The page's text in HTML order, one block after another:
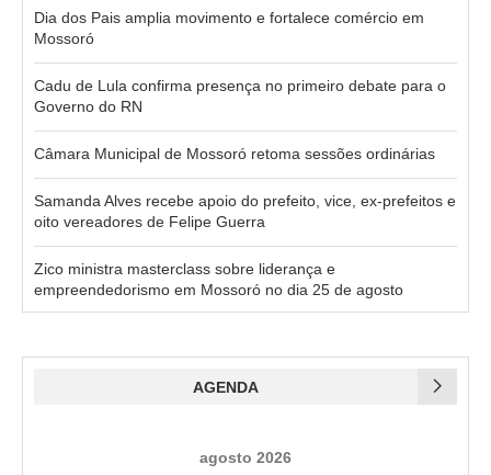
Dia dos Pais amplia movimento e fortalece comércio em
Mossoró
Cadu de Lula confirma presença no primeiro debate para o
Governo do RN
Câmara Municipal de Mossoró retoma sessões ordinárias
Samanda Alves recebe apoio do prefeito, vice, ex-prefeitos e
oito vereadores de Felipe Guerra
Zico ministra masterclass sobre liderança e
empreendedorismo em Mossoró no dia 25 de agosto
AGENDA
agosto 2026